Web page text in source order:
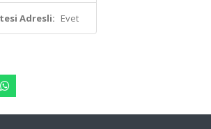
Adresli: Evet